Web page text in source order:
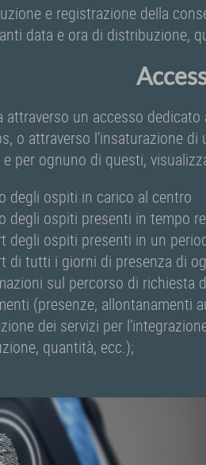
e registrazione della
data e ora di distribuzione,
attraverso un accesso
o attraverso l'insaturazione
per ognuno di questi,
degli ospiti in carico al centro
degli ospiti presenti in tempo
degli ospiti presenti in un
di tutti i giorni di presenza di
sul percorso di richiesta
(presenze, allontanamenti
dei servizi per
quantità, ecc.);